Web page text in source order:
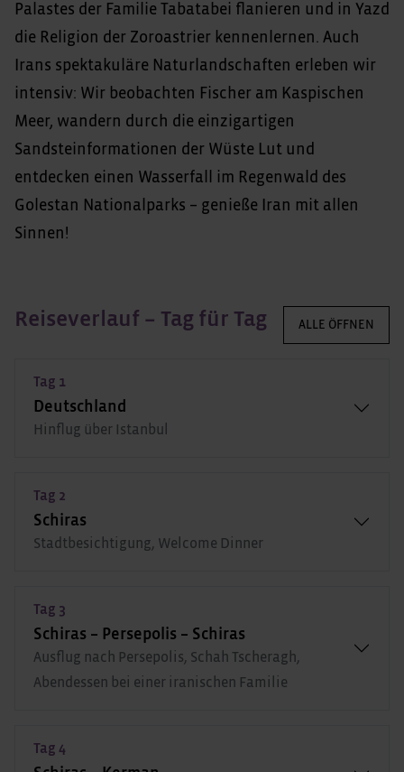
Palastes der Familie Tabatabei flanieren und in Yazd
die Religion der Zoroastrier kennenlernen. Auch
Irans spektakuläre Naturlandschaften erleben wir
intensiv: Wir beobachten Fischer am Kaspischen
Meer, wandern durch die einzigartigen
Sandsteinformationen der Wüste Lut und
entdecken einen Wasserfall im Regenwald des
Golestan Nationalparks – genieße Iran mit allen
Sinnen!
Reiseverlauf – Tag für Tag ALLE ÖFFNEN
Tag 1
Deutschland
Hinflug über Istanbul
Tag 2
Schiras
Stadtbesichtigung, Welcome Dinner
Tag 3
Schiras – Persepolis – Schiras
Ausflug nach Persepolis, Schah Tscheragh,
Abendessen bei einer iranischen Familie
Tag 4